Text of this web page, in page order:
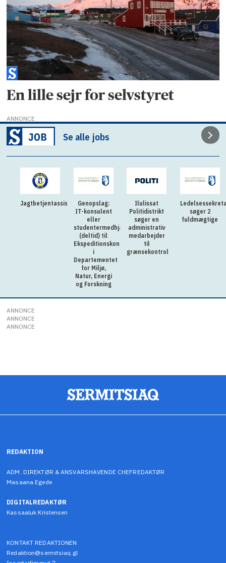
En lille sejr for selvstyret
ANNONCE
Se alle jobs
JagtbetjentassistentGenopslag:
IT-konsulent
eller
studentermedhjælper
(deltid) til
Ekspeditionskontoret
i
Departementet
for Miljø,
Natur, Energi
og Forskning
Ilulissat
Politidistrikt
søger en
administrativ
medarbejder
til
grænsekontrol
søger 2
fuldmægtige
ANNONCE
ANNONCE
ANNONCE
REDAKTION
ADM. DIREKTØR & ANSVARSHAVENDE CHEFREDAKTØR
Masaana Egede
DIGITALREDAKTØR
Kassaaluk Kristensen
KONTAKT REDAKTIONEN
Redaktion@sermitsiaq.gl